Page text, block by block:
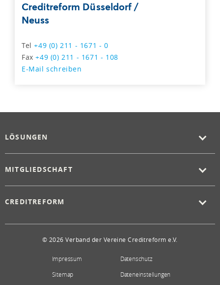
Creditreform Düsseldorf /
Neuss
Tel+49 (0) 211 - 1671 - 0
Fax+49 (0) 211 - 1671 - 108
E-Mail schreiben
LÖSUNGEN
MITGLIEDSCHAFT
CREDITREFORM
© 2026 Verband der Vereine Creditreform e.V.
Impressum
Datenschutz
Sitemap
Dateneinstellungen